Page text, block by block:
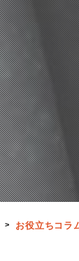
お役立ちコラ